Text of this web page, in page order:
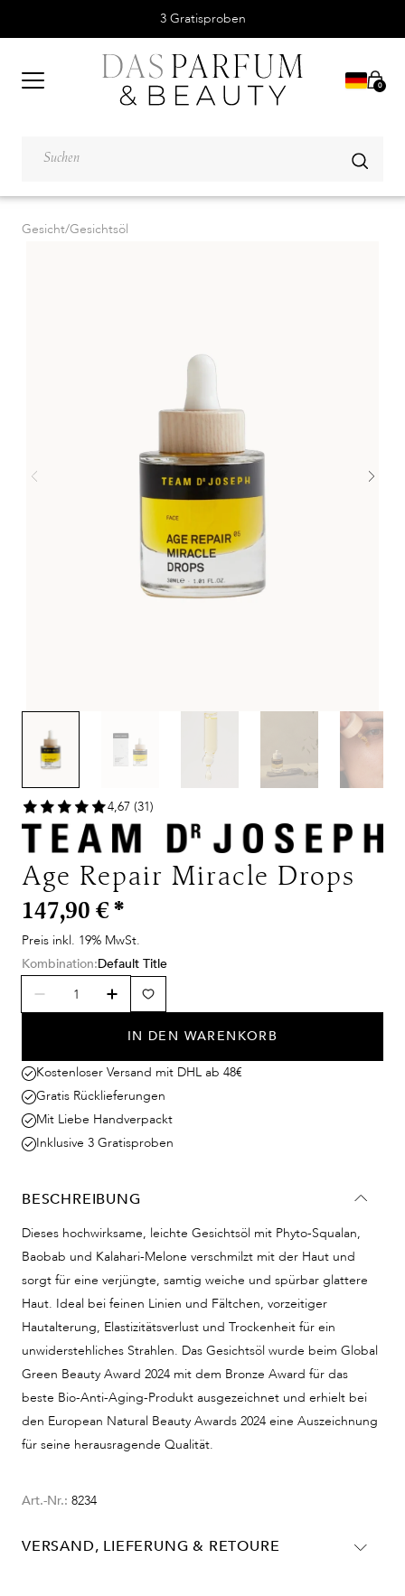
3 Gratisproben
0
Gesicht/Gesichtsöl
4,67 (31)
Age Repair Miracle Drops
147,90 € *
Preis inkl. 19% MwSt.
Kombination:Default Title
IN DEN WARENKORB
Kostenloser Versand mit DHL ab 48€
Gratis Rücklieferungen
Mit Liebe Handverpackt
Inklusive 3 Gratisproben
BESCHREIBUNG
Dieses hochwirksame, leichte Gesichtsöl mit Phyto-Squalan,
Baobab und Kalahari-Melone verschmilzt mit der Haut und
sorgt für eine verjüngte, samtig weiche und spürbar glattere
Haut. Ideal bei feinen Linien und Fältchen, vorzeitiger
Hautalterung, Elastizitätsverlust und Trockenheit für ein
unwiderstehliches Strahlen. Das Gesichtsöl wurde beim Global
Green Beauty Award 2024 mit dem Bronze Award für das
beste Bio-Anti-Aging-Produkt ausgezeichnet und erhielt bei
den European Natural Beauty Awards 2024 eine Auszeichnung
für seine herausragende Qualität.
Art.-Nr.: 8234
VERSAND, LIEFERUNG & RETOURE